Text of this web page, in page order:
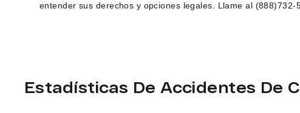
entender sus derechos y opciones legales. Llame al (888)732-
Estadísticas De Accidentes De